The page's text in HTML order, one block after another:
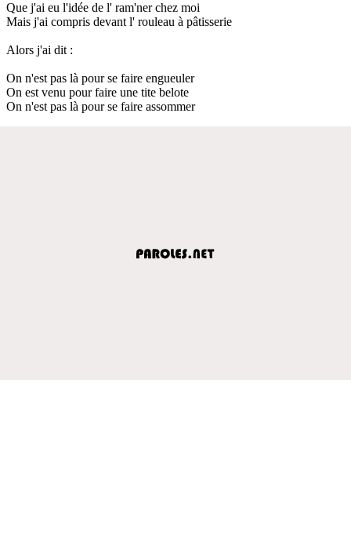
Que j'ai eu l'idée de l' ram'ner chez moi
Mais j'ai compris devant l' rouleau à pâtisserie
Alors j'ai dit :
On n'est pas là pour se faire engueuler
On est venu pour faire une tite belote
On n'est pas là pour se faire assommer